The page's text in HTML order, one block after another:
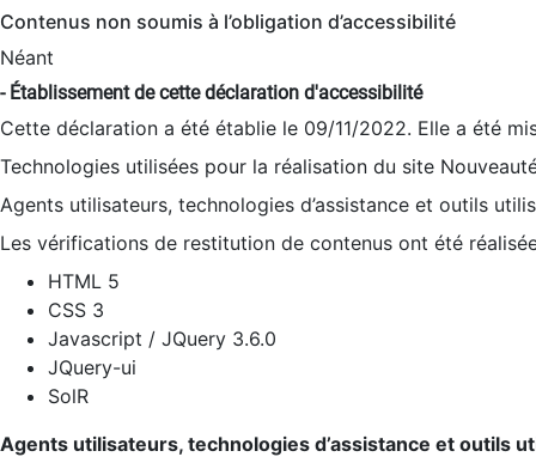
Contenus non soumis à l’obligation d’accessibilité
Néant
- Établissement de cette déclaration d'accessibilité
Cette déclaration a été établie le 09/11/2022. Elle a été
Technologies utilisées pour la réalisation du site
Agents utilisateurs, technologies d’assistance et outils
Les vérifications de restitution de contenus ont été
HTML 5
CSS 3
Javascript / JQuery 3.6.0
JQuery-ui
SolR
Agents utilisateurs, technologies d’assistance et outils